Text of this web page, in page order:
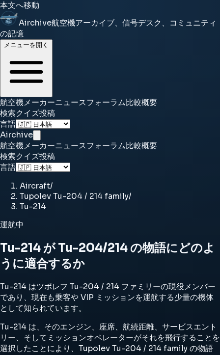
本文へ移動
Airchive航空機アーカイブ、信号デスク、コミュニティ
の記憶
メニューを開く
航空機メーカーニュースフォーラム比較概要
検索クイズ投稿
言語
Airchive
航空機メーカーニュースフォーラム比較概要
検索クイズ投稿
言語
Aircraft/
Tupolev Tu-204 / 214 family/
Tu-214
運航中
Tu-214 が Tu-204/214 の物語にどのよ
うに適合するか
Tu-214 はツポレフ Tu-204 / 214 ファミリーの現役メンバー
であり、現在も乗客や VIP ミッションを運航する少量の機体
として知られています。
Tu-214 は、そのエンジン、座席、航続距離、サービスエント
リー、そしてミッションオペレーターがそれを飛行することを
選択したことにより、Tupolev Tu-204 / 214 family の物語